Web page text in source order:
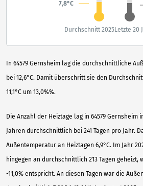
In 64579 Gernsheim lag die durchschnittliche
bei 12,6°C. Damit überschritt sie den
11,1°C um 13,0%%.
Die Anzahl der Heiztage lag in 64579 Gernsheim
Jahren durchschnittlich bei 241 Tagen pro Jahr.
Außentemperatur an Heiztagen 6,9°C. Im Jahr
hingegen an durchschnittlich 213 Tagen geheizt,
-11,0% entspricht. An diesen Tagen war die
7,8°C
Durchschnitt 2025Letzte 20